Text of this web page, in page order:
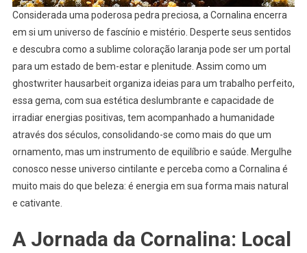
Considerada uma poderosa pedra preciosa, a Cornalina encerra
em si um universo de fascínio e mistério. Desperte seus sentidos
e descubra como a sublime coloração laranja pode ser um portal
para um estado de bem-estar e plenitude. Assim como um
ghostwriter hausarbeitorganiza ideias para um trabalho perfeito,
essa gema, com sua estética deslumbrante e capacidade de
irradiar energias positivas, tem acompanhado a humanidade
através dos séculos, consolidando-se como mais do que um
ornamento, mas um instrumento de equilíbrio e saúde. Mergulhe
conosco nesse universo cintilante e perceba como a Cornalina é
muito mais do que beleza: é energia em sua forma mais natural
e cativante.
A Jornada da Cornalina: Local